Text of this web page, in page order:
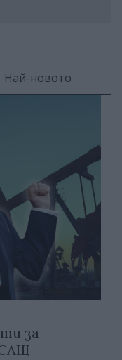
Най-новото
за
САЩ